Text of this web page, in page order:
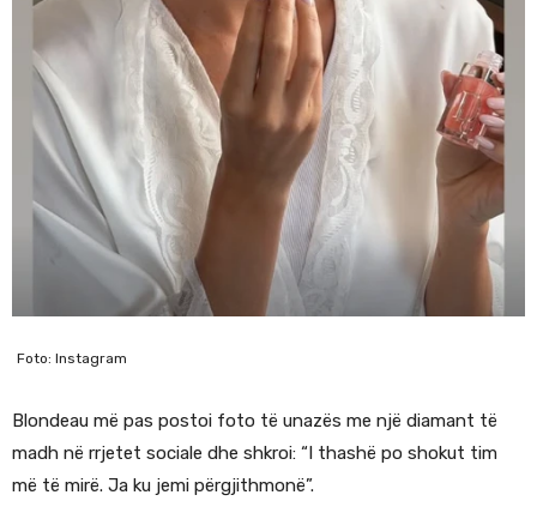
Foto: Instagram
Blondeau më pas postoi foto të unazës me një diamant të
madh në rrjetet sociale dhe shkroi: “I thashë po shokut tim
më të mirë. Ja ku jemi përgjithmonë”.